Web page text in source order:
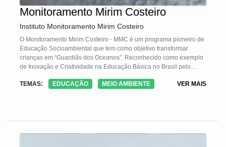
Monitoramento Mirim Costeiro
Instituto Monitoramento Mirim Costeiro
O Monitoramento Mirim Costeiro - MMC é um programa pioneiro de
Educação Socioambiental que tem como objetivo transformar
crianças em “Guardiãs dos Oceanos”. Reconhecido como exemplo
de Inovação e Criatividade na Educação Básica no Brasil pelo
socioambientais relacionados aos oceanos, fomentando
ecossistema, sobre a cultura local e as atividades socioeconômicas
TEMAS: EDUCAÇÃO MEIO AMBIENTE VER MAIS